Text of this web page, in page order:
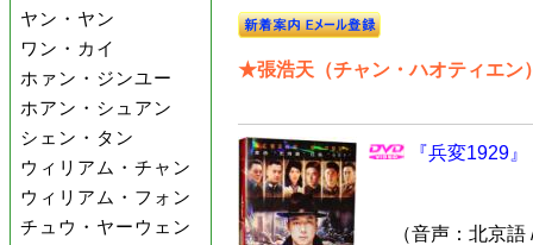
ヤン・ヤン
ワン・カイ
ホァン・ジンユー
ホアン・シュアン
シェン・タン
ウィリアム・チャン
ウィリアム・フォン
チュウ・ヤーウェン
★張浩天（チャン・ハオティエン
『兵変1929
（音声：北京